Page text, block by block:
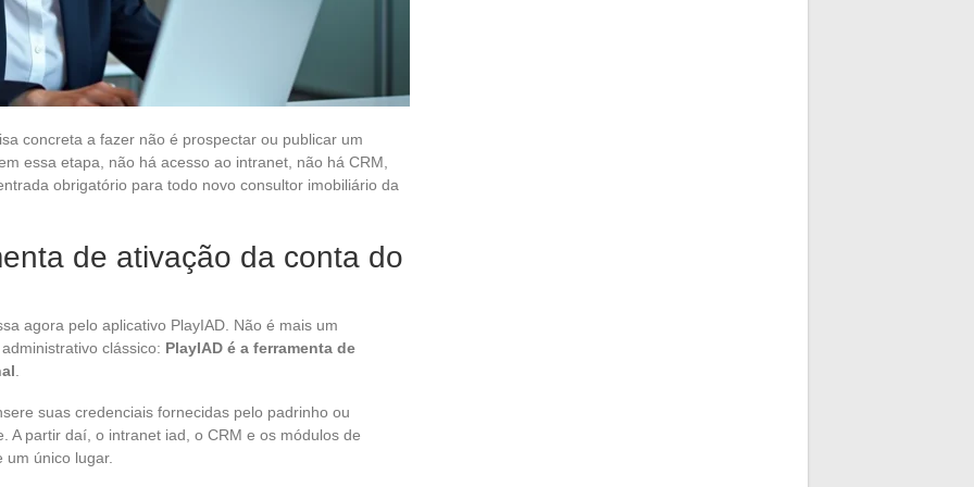
concreta a fazer não é prospectar ou publicar um
essa etapa, não há acesso ao intranet, não há CRM,
obrigatório para todo novo consultor imobiliário da
de ativação da conta do
agora pelo aplicativo PlayIAD. Não é mais um
clássico: PlayIAD é a ferramenta de
suas credenciais fornecidas pelo padrinho ou
A partir daí, o intranet iad, o CRM e os módulos de
único lugar.